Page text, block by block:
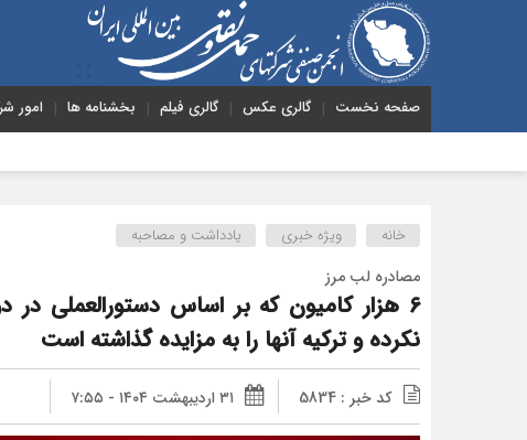
صفحه نخست گالری عکس گالری فیلم بخشنامه ها امور
هشدار به
خانه ویژه خبری یادداشت و مصاحبه
مصادره لب مرز
6 هزار کامیون که بر اساس دستورالعملی
نکرده و ترکیه آنها را به مزایده گذاشته است
کد خبر : 5834 ۳۱ اردیبهشت ۱۴۰۴ - ۷:۵۵